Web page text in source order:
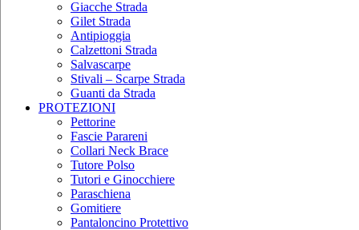
Giacche Strada
Gilet Strada
Antipioggia
Calzettoni Strada
Salvascarpe
Stivali – Scarpe Strada
Guanti da Strada
PROTEZIONI
Pettorine
Fascie Parareni
Collari Neck Brace
Tutore Polso
Tutori e Ginocchiere
Paraschiena
Gomitiere
Pantaloncino Protettivo